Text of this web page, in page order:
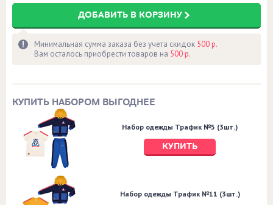
ДОБАВИТЬ В КОРЗИНУ
Минимальная сумма заказа без учета скидок 500 р.
Вам осталось приобрести товаров на 500 р.
КУПИТЬ НАБОРОМ ВЫГОДНЕЕ
Набор одежды Трафик №5 (3шт.)
КУПИТЬ
Набор одежды Трафик №11 (3шт.)